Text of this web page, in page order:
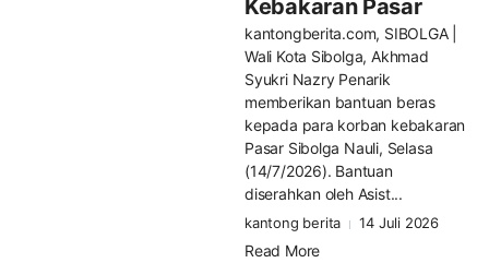
Kebakaran Pasar
kantongberita.com, SIBOLGA |
Wali Kota Sibolga, Akhmad
Syukri Nazry Penarik
memberikan bantuan beras
kepada para korban kebakaran
Pasar Sibolga Nauli, Selasa
(14/7/2026). Bantuan
diserahkan oleh Asist...
kantong berita 14 Juli 2026
Read More